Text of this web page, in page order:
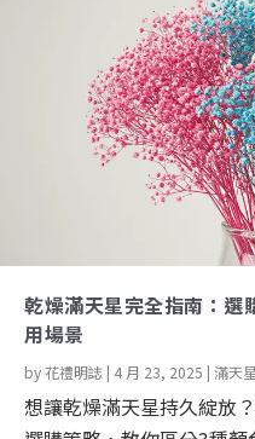
乾燥滿天星完全指南：選
用場景
by花禮明誌 | 4 月 23, 2025 | 滿天星
想讓乾燥滿天星持久綻放